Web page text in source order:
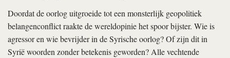
Doordat de oorlog uitgroeide tot een monsterlijk geopolitiek
belangenconflict raakte de wereldopinie het spoor bijster. Wie is
agressor en wie bevrijder in de Syrische oorlog? Of zijn dit in
Syrië woorden zonder betekenis geworden? Alle vechtende